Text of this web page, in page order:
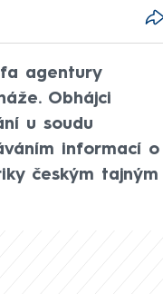
agentury
Obhájci
u soudu
informací o
českým tajným